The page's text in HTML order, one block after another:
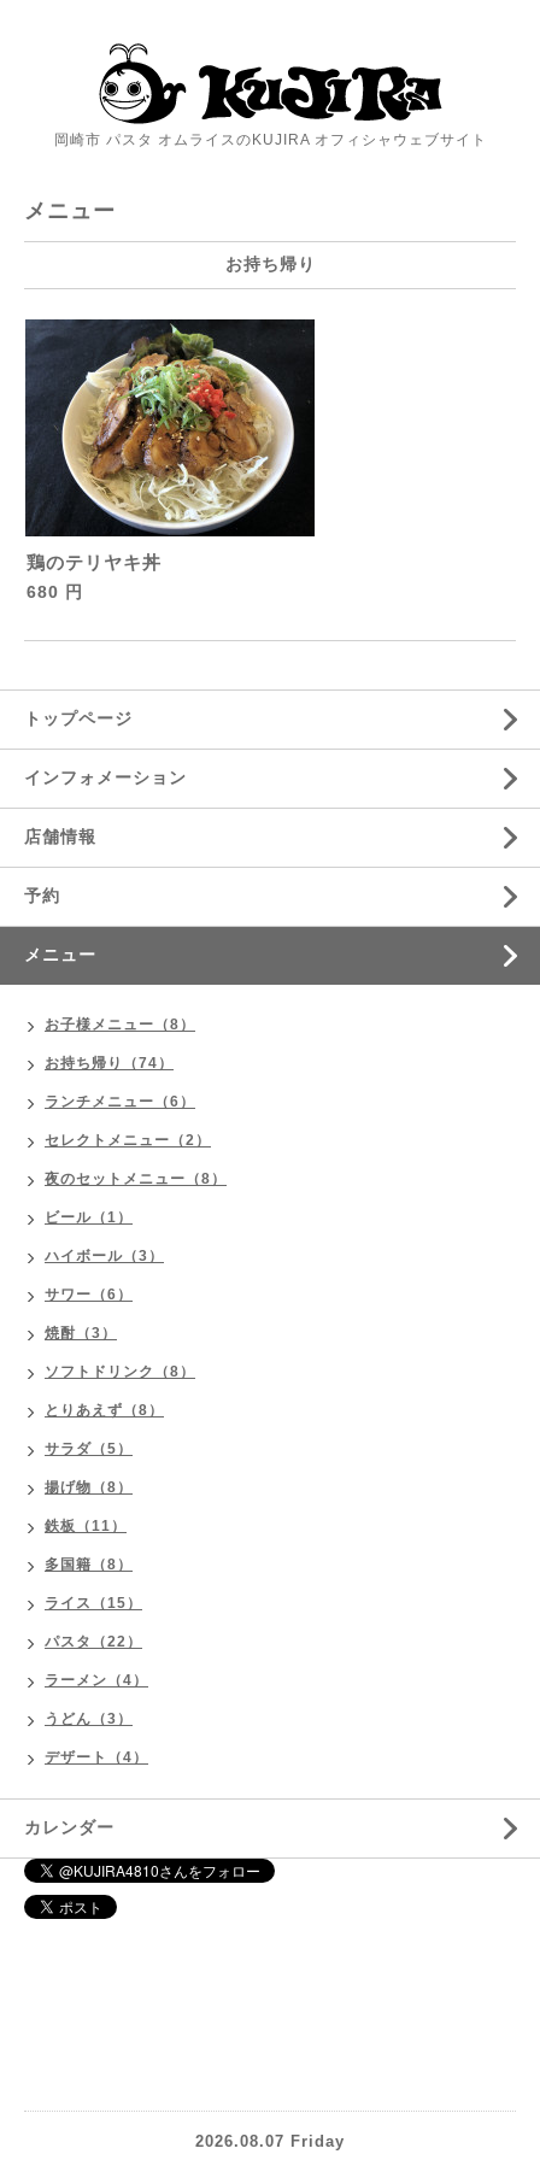
岡崎市 パスタ オムライスのKUJIRA オフィシャウェブサイト
メニュー
お持ち帰り
鶏のテリヤキ丼
680 円
トップページ
インフォメーション
店舗情報
予約
メニュー
お子様メニュー（8）
お持ち帰り（74）
ランチメニュー（6）
セレクトメニュー（2）
夜のセットメニュー（8）
ビール（1）
ハイボール（3）
サワー（6）
焼酎（3）
ソフトドリンク（8）
とりあえず（8）
サラダ（5）
揚げ物（8）
鉄板（11）
多国籍（8）
ライス（15）
パスタ（22）
ラーメン（4）
うどん（3）
デザート（4）
カレンダー
2026.08.07 Friday